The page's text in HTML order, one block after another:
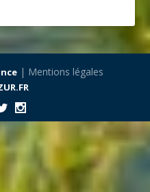
| Mentions légales